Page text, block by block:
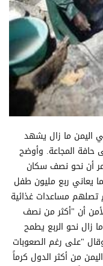
اليمن ما زال يشهد
حافة المجاعة. وأوضح
أن نحو نصف سكان
يعاني ربع مليون طفل
مساعدات غذائية
أن "أكثر من نصف
زال نحو الربع يطمح
"على رغم الصعوبات
من أكثر الدول كرماً